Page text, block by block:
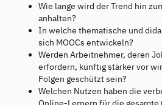
Wie lange wird der Trend hin
anhalten?
In welche thematische und
sich MOOCs entwickeln?
Werden Arbeitnehmer, deren
erfordern, künftig stärker vor
Folgen geschützt sein?
Welchen Nutzen haben die